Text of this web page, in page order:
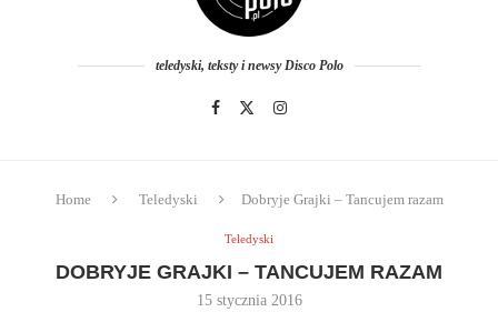
teledyski, teksty i newsy Disco Polo
Home Teledyski Dobryje Grajki – Tancujem razam
Teledyski
DOBRYJE GRAJKI – TANCUJEM RAZAM
15 stycznia 2016